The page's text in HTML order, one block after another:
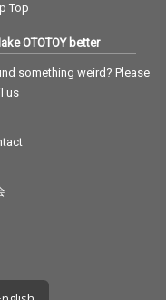
Top
OTOTOY better
something weird? Please
us